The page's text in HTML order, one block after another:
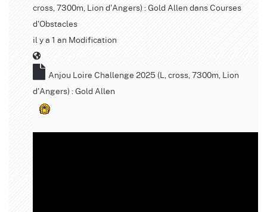
cross, 7300m, Lion d'Angers) : Gold AllendansCourses
d'Obstacles
il y a 1 an Modification
Anjou Loire Challenge 2025 (L, cross, 7300m, Lion
d'Angers) : Gold Allen